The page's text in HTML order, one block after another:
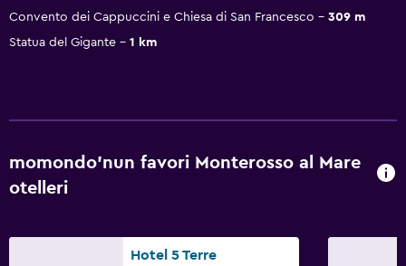
Convento dei Cappuccini e Chiesa di San Francesco
309 m
Statua del Gigante
1 km
momondo'nun favori Monterosso al Mare
otelleri
Hotel 5 Terre